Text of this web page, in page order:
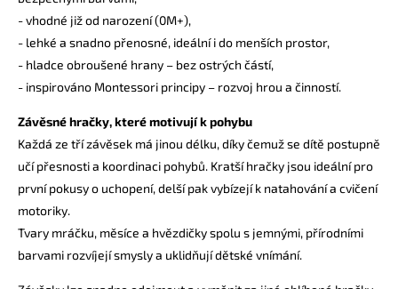
- vhodné již od narození (0M+),
- lehké a snadno přenosné, ideální i do menších prostor,
- hladce obroušené hrany – bez ostrých částí,
- inspirováno Montessori principy – rozvoj hrou a činností.
Závěsné hračky, které motivují k pohybu
Každá ze tří závěsek má jinou délku, díky čemuž se dítě postupně
učí přesnosti a koordinaci pohybů. Kratší hračky jsou ideální pro
první pokusy o uchopení, delší pak vybízejí k natahování a cvičení
motoriky.
Tvary mráčku, měsíce a hvězdičky spolu s jemnými, přírodními
barvami rozvíjejí smysly a uklidňují dětské vnímání.